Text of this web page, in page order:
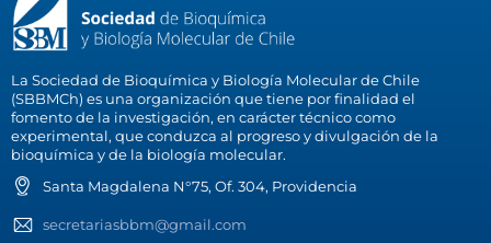
La Sociedad de Bioquímica y Biología Molecular de Chile
(SBBMCh) es una organización que tiene por finalidad el
fomento de la investigación, en carácter técnico como
experimental, que conduzca al progreso y divulgación de la
bioquímica y de la biología molecular.
Santa Magdalena N°75, Of. 304, Providencia
secretariasbbm@gmail.com